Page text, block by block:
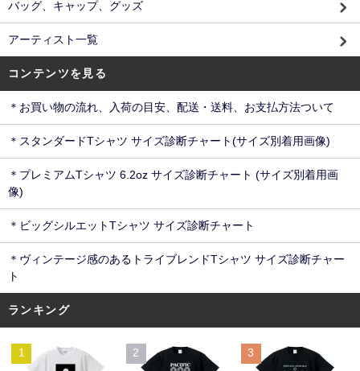
バッグ、キャップ、グッズ
アーティスト一覧
コンテンツを見る
＊お買い物の流れ、入荷の目安、配送・送料、お支払方法ついて
＊スタンダードTシャツ サイズ診断チャート(サイズ別着用画像)
＊プレミアムTシャツ 6.2oz サイズ診断チャート (サイズ別着用画
像)
＊ビッグシルエットTシャツ サイズ診断チャート
＊ヴィンテージ感のあるトライブレンドTシャツ サイズ診断チャー
ト
ランキング
1 2 3